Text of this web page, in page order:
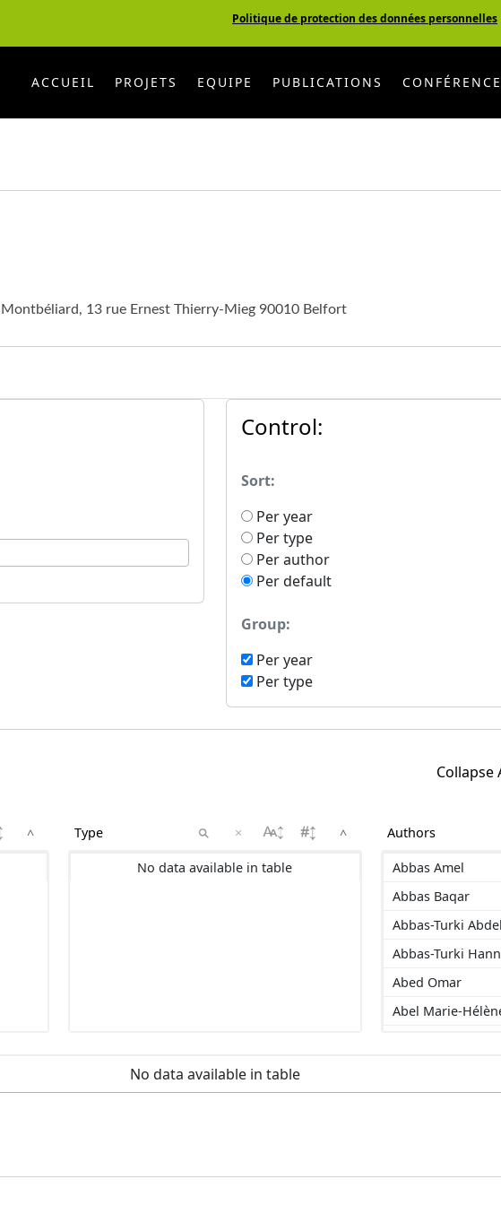
Politique de protection des données personnelles
ACCUEIL PROJETS EQUIPE PUBLICATIONS
13 rue Ernest Thierry-Mieg 90010 Belfort
Control:
Sort:
Per year
Per type
Per author
Per default
Group:
Per year
Per type
Collapse
^
×
^
No data available in table
Abbas Amel
Abbas Baqar
Abbas-Turki
Abbas-Turki
Abed Omar
Abel Marie-
Adnan
Ahmane Mourad
No data available in table